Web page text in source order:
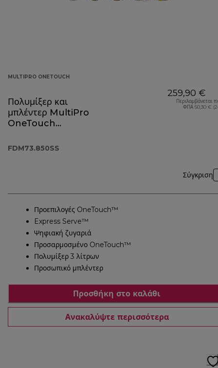
MULTIPRO ONETOUCH
Πολυμίξερ και
μπλέντερ MultiPro
OneTouch
FDM73.850SS
259,90 €
Περιλαμβάνεται
ΦΠΑ 50,30 €
Σύγκριση
Προεπιλογές OneTouch™
Express Serve™
Ψηφιακή ζυγαριά
Προσαρμοσμένο OneTouch™
Πολυμίξερ 3 λίτρων
Προσωπικό μπλέντερ
Προσθήκη στο καλάθι
Ανακαλύψτε περισσότερα